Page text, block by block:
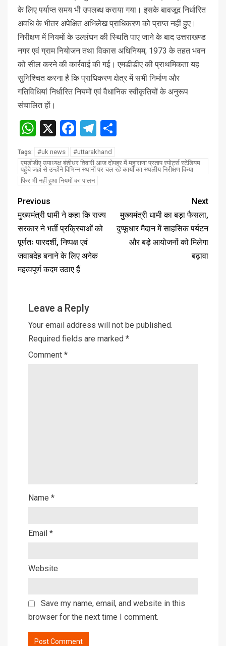
के लिए पर्याप्त समय भी उपलब्ध कराया गया। इसके बावजूद निर्धारित
अवधि के भीतर अपेक्षित अभिलेख प्राधिकरण को प्राप्त नहीं हुए।
निरीक्षण में नियमों के उल्लंघन की स्थिति पाए जाने के बाद उत्तराखण्ड
नगर एवं ग्राम नियोजन तथा विकास अधिनियम, 1973 के तहत भवन
को सील करने की कार्रवाई की गई। एमडीडीए की प्राथमिकता यह
सुनिश्चित करना है कि प्राधिकरण क्षेत्र में सभी निर्माण और
गतिविधियां निर्धारित नियमों एवं वैधानिक स्वीकृतियों के अनुरूप
संचालित हों।
WhatsApp
X Facebook
Telegram
Tags: #uk news
#uttarakhand
एमडीडीए उपाध्यक्ष बंशीधर तिवारी आज दोपहर में महाराणा प्रताप स्पोर्ट्स स्टेडियम
पहुँचे जहां से उन्होंने विभिन्न स्थानों पर चल रहे कार्यों का स्थलीय निरीक्षण किया
फिर भी नहीं हुआ नियमों का पालन
Previous
मुख्यमंत्री धामी ने कहा कि राज्य
सरकार ने भर्ती प्रक्रियाओं को
पूर्णतः पारदर्शी, निष्पक्ष एवं
जवाबदेह बनाने के लिए अनेक
महत्वपूर्ण कदम उठाए हैं
Next
मुख्यमंत्री धामी का बड़ा फैसला,
दुप्फूधार मैदान में साहसिक पर्यटन
और बड़े आयोजनों को मिलेगा
बढ़ावा
Leave a Reply
Your email address will not be published.
Required fields are marked *
Comment *
Name *
Email *
Website
Save my name, email, and website in this
browser for the next time I comment.